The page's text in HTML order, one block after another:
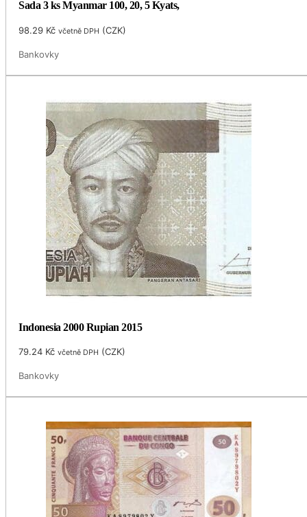
Sada 3 ks Myanmar 100, 20, 5 Kyats,
98.29 Kč včetně DPH (CZK)
Bankovky
Indonesia 2000 Rupian 2015
79.24 Kč včetně DPH (CZK)
Bankovky